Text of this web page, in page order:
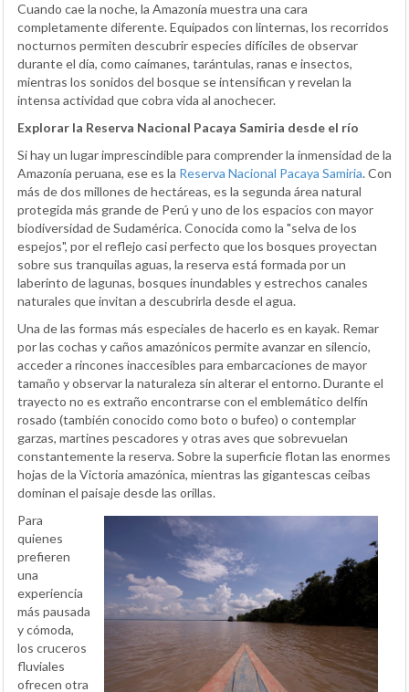
Cuando cae la noche, la Amazonía muestra una cara
completamente diferente. Equipados con linternas, los recorridos
nocturnos permiten descubrir especies difíciles de observar
durante el día, como caimanes, tarántulas, ranas e insectos,
mientras los sonidos del bosque se intensifican y revelan la
intensa actividad que cobra vida al anochecer.
Explorar la Reserva Nacional Pacaya Samiria desde el río
Si hay un lugar imprescindible para comprender la inmensidad de la
Amazonía peruana, ese es la Reserva Nacional Pacaya Samiria. Con
más de dos millones de hectáreas, es la segunda área natural
protegida más grande de Perú y uno de los espacios con mayor
biodiversidad de Sudamérica. Conocida como la "selva de los
espejos", por el reflejo casi perfecto que los bosques proyectan
sobre sus tranquilas aguas, la reserva está formada por un
laberinto de lagunas, bosques inundables y estrechos canales
naturales que invitan a descubrirla desde el agua.
Una de las formas más especiales de hacerlo es en kayak. Remar
por las cochas y caños amazónicos permite avanzar en silencio,
acceder a rincones inaccesibles para embarcaciones de mayor
tamaño y observar la naturaleza sin alterar el entorno. Durante el
trayecto no es extraño encontrarse con el emblemático delfín
rosado (también conocido como boto o bufeo) o contemplar
garzas, martines pescadores y otras aves que sobrevuelan
constantemente la reserva. Sobre la superficie flotan las enormes
hojas de la Victoria amazónica, mientras las gigantescas ceibas
dominan el paisaje desde las orillas.
Para
quienes
prefieren
una
experiencia
más pausada
y cómoda,
los cruceros
fluviales
ofrecen otra